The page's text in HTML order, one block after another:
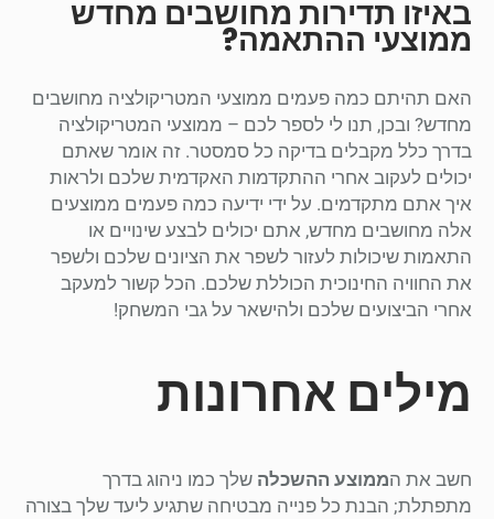
באיזו תדירות מחושבים מחדש
ממוצעי ההתאמה?
האם תהיתם כמה פעמים ממוצעי המטריקולציה מחושבים
מחדש? ובכן, תנו לי לספר לכם – ממוצעי המטריקולציה
בדרך כלל מקבלים בדיקה כל סמסטר. זה אומר שאתם
יכולים לעקוב אחרי ההתקדמות האקדמית שלכם ולראות
איך אתם מתקדמים. על ידי ידיעה כמה פעמים ממוצעים
אלה מחושבים מחדש, אתם יכולים לבצע שינויים או
התאמות שיכולות לעזור לשפר את הציונים שלכם ולשפר
את החוויה החינוכית הכוללת שלכם. הכל קשור למעקב
אחרי הביצועים שלכם ולהישאר על גבי המשחק!
מילים אחרונות
חשב את הממוצע ההשכלה שלך כמו ניהוג בדרך
מתפתלת; הבנת כל פנייה מבטיחה שתגיע ליעד שלך בצורה